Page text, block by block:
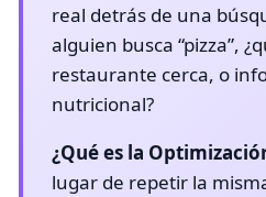
real detrás de una
alguien busca “pizza”,
restaurante cerca, o
nutricional?
¿Qué es la
lugar de repetir la